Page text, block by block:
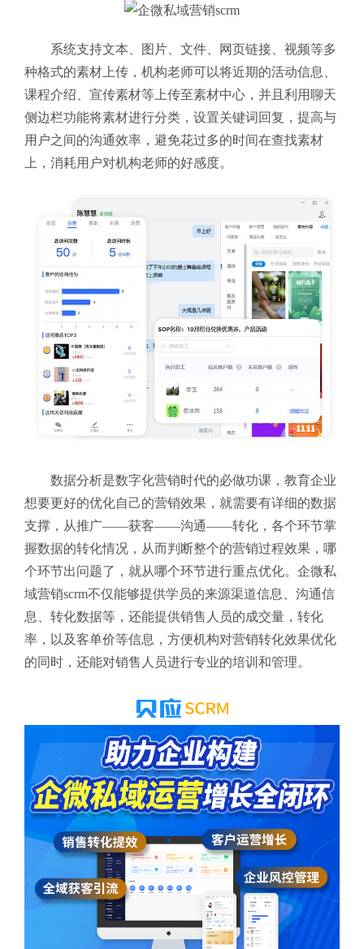
系统支持文本、图片、文件、网页链接、视频等多
种格式的素材上传，机构老师可以将近期的活动信息、
课程介绍、宣传素材等上传至素材中心，并且利用聊天
侧边栏功能将素材进行分类，设置关键词回复，提高与
用户之间的沟通效率，避免花过多的时间在查找素材
上，消耗用户对机构老师的好感度。
数据分析是数字化营销时代的必做功课，教育企业
想要更好的优化自己的营销效果，就需要有详细的数据
支撑，从推广——获客——沟通——转化，各个环节掌
握数据的转化情况，从而判断整个的营销过程效果，哪
个环节出问题了，就从哪个环节进行重点优化。企微私
域营销scrm不仅能够提供学员的来源渠道信息、沟通信
息、转化数据等，还能提供销售人员的成交量，转化
率，以及客单价等信息，方便机构对营销转化效果优化
的同时，还能对销售人员进行专业的培训和管理。